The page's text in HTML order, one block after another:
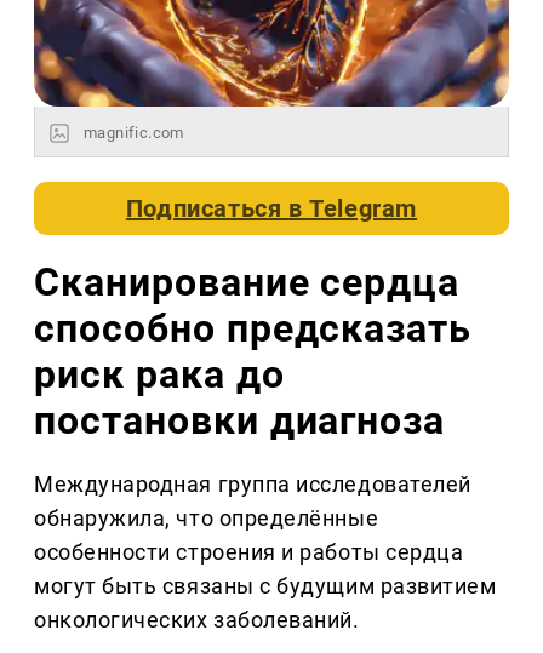
magnific.com
Подписаться вTelegram
Сканирование сердца
способно предсказать
риск рака до
постановки диагноза
Международная группа исследователей
обнаружила, что определённые
особенности строения и работы сердца
могут быть связаны с будущим развитием
онкологических заболеваний.